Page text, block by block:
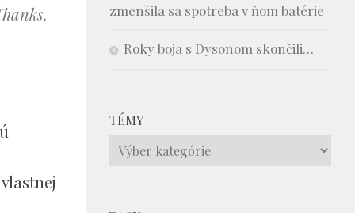
zmenšila sa spotreba v ňom batérie
Roky boja s Dysonom skončili…
TÉMY
Témy